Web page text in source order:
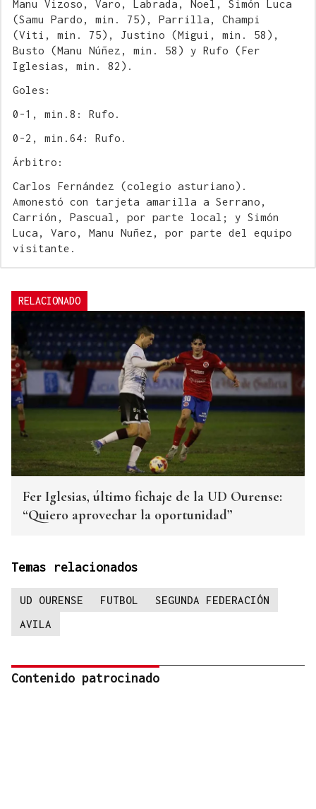
Manu Vizoso, Varo, Labrada, Noel, Simón Luca
(Samu Pardo, min. 75), Parrilla, Champi
(Viti, min. 75), Justino (Migui, min. 58),
Busto (Manu Núñez, min. 58) y Rufo (Fer
Iglesias, min. 82).
Goles:
0-1, min.8: Rufo.
0-2, min.64: Rufo.
Árbitro:
Carlos Fernández (colegio asturiano).
Amonestó con tarjeta amarilla a Serrano,
Carrión, Pascual, por parte local; y Simón
Luca, Varo, Manu Nuñez, por parte del equipo
visitante.
RELACIONADO
Fer Iglesias, último fichaje de la UD Ourense:
“Quiero aprovechar la oportunidad”
Temas relacionados
UD OURENSE FUTBOL
SEGUNDA FEDERACIÓN
AVILA
Contenido patrocinado